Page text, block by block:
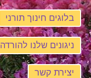
בלוגים חינוך תורני
ניגונים שלנו להורדה
יצירת קשר